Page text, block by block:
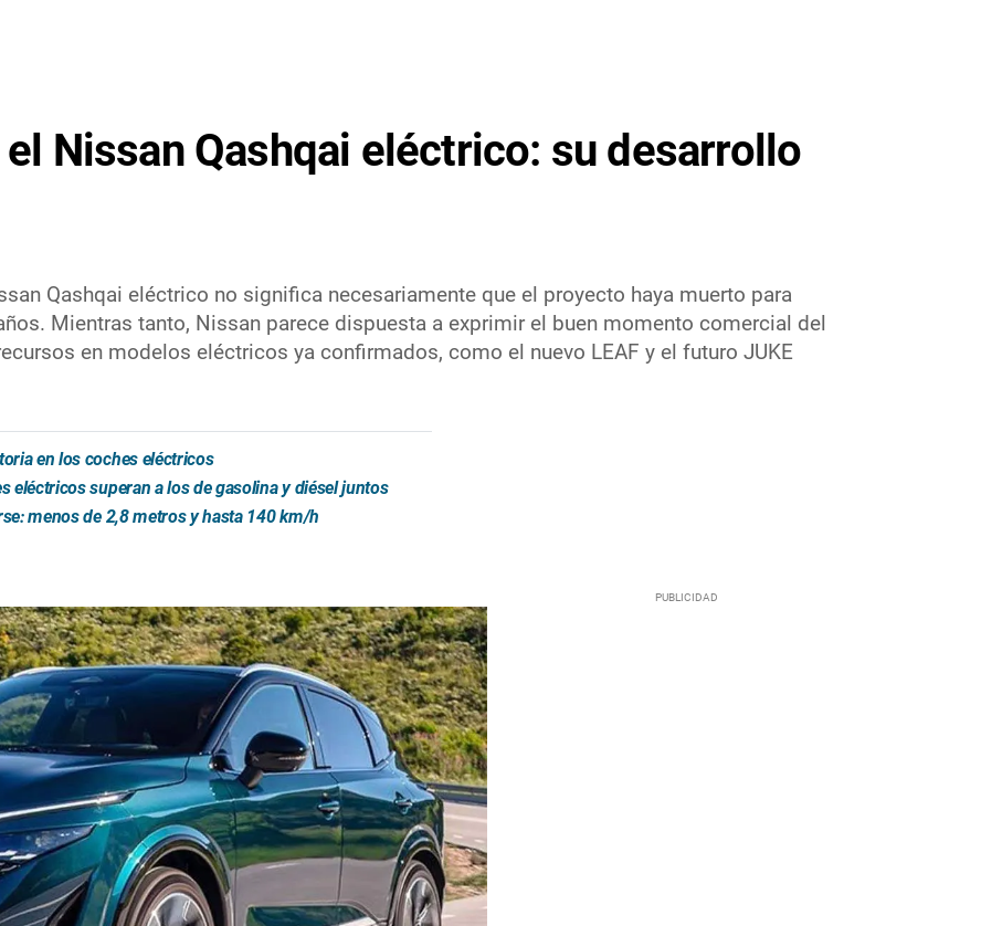
Nissan Qashqai eléctrico: su desarrollo
Qashqai eléctrico no significa necesariamente que el proyecto haya muerto para
Mientras tanto, Nissan parece dispuesta a exprimir el buen momento comercial del
en modelos eléctricos ya confirmados, como el nuevo LEAF y el futuro JUKE
en los coches eléctricos
eléctricos superan a los de gasolina y diésel juntos
menos de 2,8 metros y hasta 140 km/h